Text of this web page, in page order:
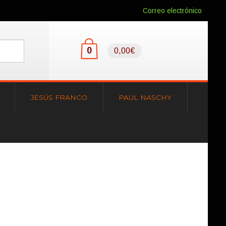
Correo electrónico
0 0,00€
JESÚS FRANCO PAUL NASCHY